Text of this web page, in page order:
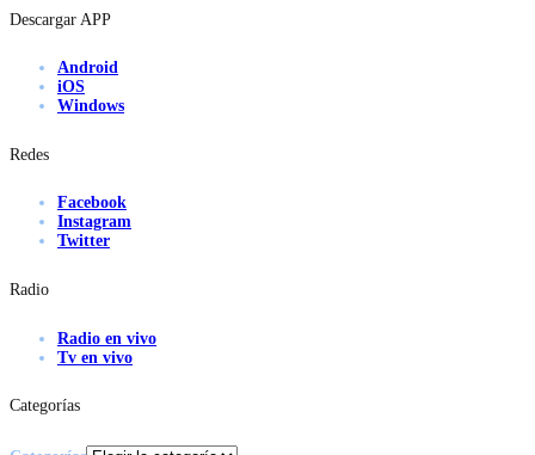
Descargar APP
Android
iOS
Windows
Redes
Facebook
Instagram
Twitter
Radio
Radio en vivo
Tv en vivo
Categorías